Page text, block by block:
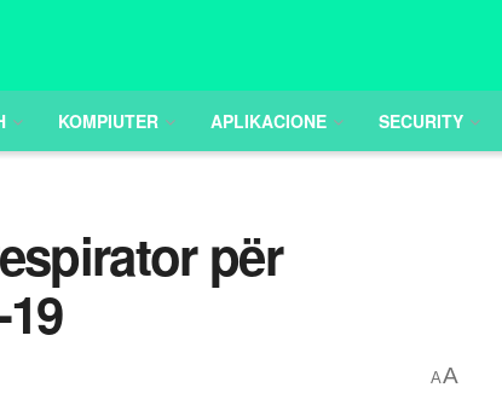
KOMPIUTER APLIKACIONE SECURITY
për
AA